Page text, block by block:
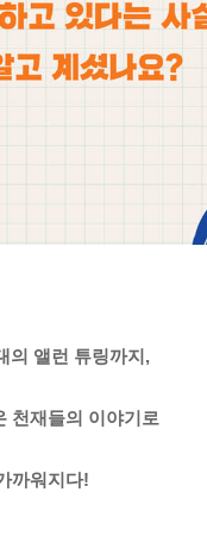
의 앨런 튜링까지,
천재들의 이야기로
까워지다!